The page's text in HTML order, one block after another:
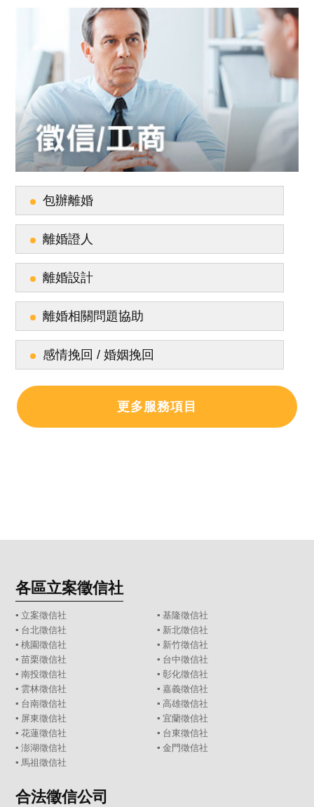
包辦離婚
離婚證人
離婚設計
離婚相關問題協助
感情挽回 / 婚姻挽回
更多服務項目
各區立案徵信社
▪ 立案徵信社 ▪ 基隆徵信社
▪ 台北徵信社 ▪ 新北徵信社
▪桃園徵信社 ▪ 新竹徵信社
▪苗栗徵信社 ▪ 台中徵信社
▪南投徵信社 ▪ 彰化徵信社
▪ 雲林徵信社 ▪ 嘉義徵信社
▪ 台南徵信社 ▪ 高雄徵信社
▪ 屏東徵信社 ▪ 宜蘭徵信社
▪花蓮徵信社 ▪ 台東徵信社
▪澎湖徵信社 ▪ 金門徵信社
▪馬祖徵信社
合法徵信公司